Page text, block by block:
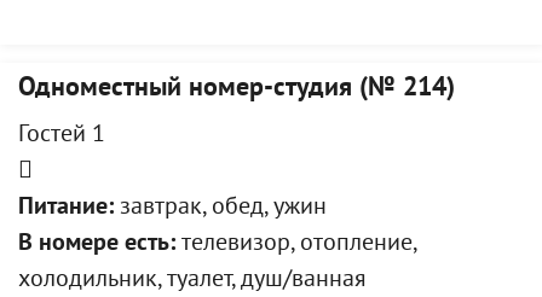
Одноместный номер-студия (№ 214)
Гостей 1
Питание: завтрак, обед, ужин
В номере есть: телевизор, отопление,
холодильник, туалет, душ/ванная